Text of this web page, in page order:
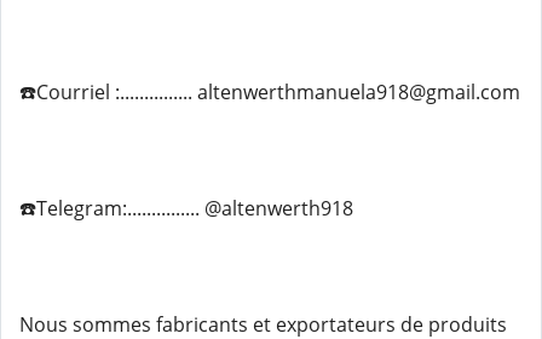
☎️Courriel :............... altenwerthmanuela918@gmail.com
☎️Telegram:............... @altenwerth918
Nous sommes fabricants et exportateurs de produits